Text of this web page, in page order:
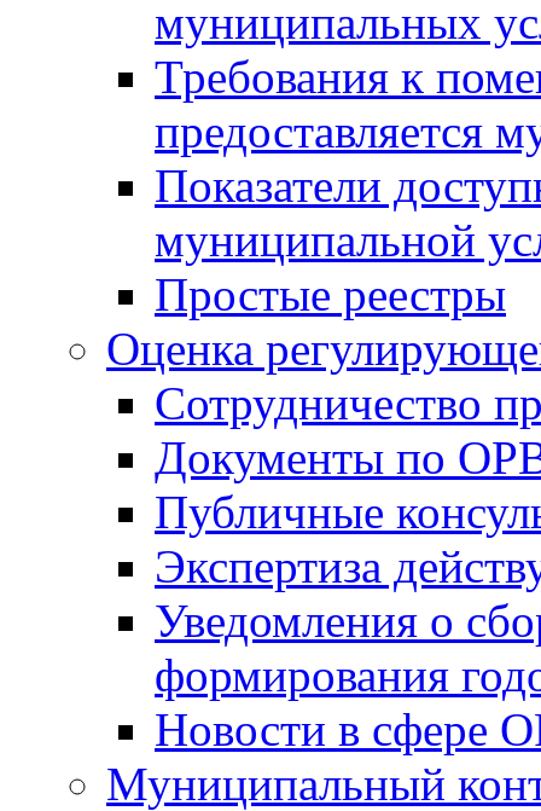
муниципальных
Требования к
предоставляется
Показатели
муниципальной
Простые реестры
Оценка
Сотрудничество
Документы по
Публичные
Экспертиза
Уведомления о
формирования
Новости в сфере
Муниципальный